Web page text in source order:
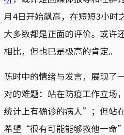
月4日开始飙高，在短短3小时
大多数都是正面的评价。或许
相比，但也已是极高的肯定。
陈时中的情绪与发言，展现了
对的难题：站在防疫工作立场
统计上有确诊的病人”；但站
希望“很有可能能够救他一命”